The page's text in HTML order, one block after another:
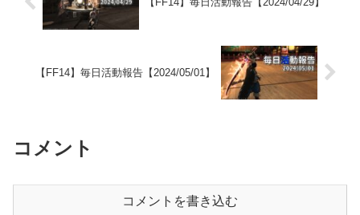
【FF14】毎日活動報告【2024/05/01】
コメント
コメントを書き込む